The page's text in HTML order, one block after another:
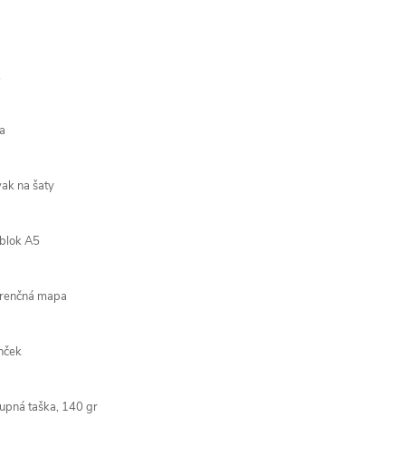
na šaty
A5
mapa
taška, 140 gr